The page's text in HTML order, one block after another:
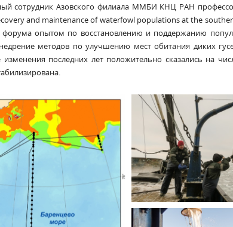
сотрудник Азовского филиала ММБИ КНЦ РАН
and maintenance of waterfowl populations at the
форума опытом по восстановлению и поддержанию
методов по улучшению мест обитания диких
изменения последних лет положительно сказались на